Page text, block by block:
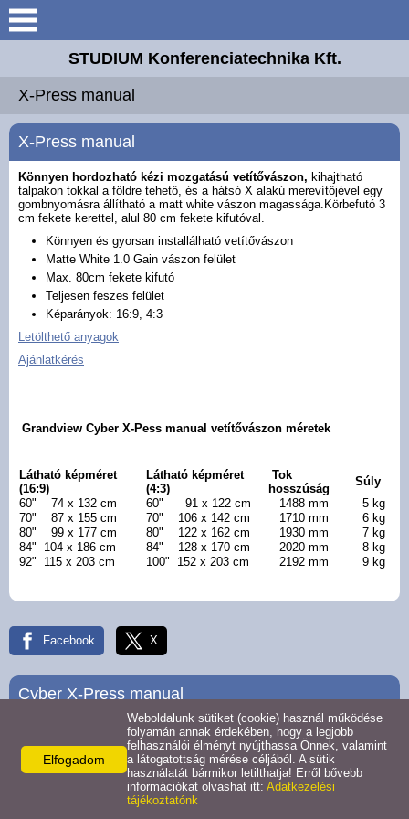
Keresés
Elérhetőségek
Galéria
Letöltések
Akciós termékek
5 érv ...
Vászon felületek
Cyber motoros
Oldalfeszített
Álmennyezeti vászon
Fix íves vászon
X-Press manual
X-Press motoros
STUDIUM Konferenciatechnika Kft.
X-Press manual
X-Press manual
Könnyen hordozható kézi mozgatású vetítővászon, kihajtható
talpakon tokkal a földre tehető, és a hátsó X alakú merevítőjével egy
gombnyomásra állítható a matt white vászon magassága.Körbefutó 3
cm fekete kerettel, alul 80 cm fekete kifutóval.
Könnyen és gyorsan installálható vetítővászon
Matte White 1.0 Gain vászon felület
Max. 80cm fekete kifutó
Teljesen feszes felület
Képarányok: 16:9, 4:3
Letölthető anyagok
Ajánlatkérés
Grandview Cyber X-Pess manual vetítővászon méretek
Látható képméret
(16:9)
Látható képméret
(4:3)
Tok
hosszúság
Súly
60" 74 x 132 cm
60" 91 x 122 cm 1488 mm
5 kg
70" 87 x 155 cm
70" 106 x 142 cm 1710 mm
6 kg
80" 99 x 177 cm
80" 122 x 162 cm 1930 mm
7 kg
84" 104 x 186 cm
84" 128 x 170 cm 2020 mm
8 kg
92" 115 x 203 cm
100" 152 x 203 cm 2192 mm 9 kg
Facebook X
Cyber X-Press manual
Elfogadom
Weboldalunk sütiket (cookie) használ működése
folyamán annak érdekében, hogy a legjobb
felhasználói élményt nyújthassa Önnek, valamint
a látogatottság mérése céljából. A sütik
használatát bármikor letilthatja! Erről bővebb
információkat olvashat itt: Adatkezelési
tájékoztatónk